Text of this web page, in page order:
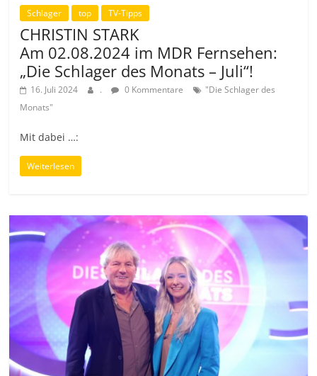
Schlager top TV-Tipps
CHRISTIN STARK
Am 02.08.2024 im MDR Fernsehen:
„Die Schlager des Monats – Juli“!
16. Juli 2024 . 0 Kommentare
"Die Schlager des
Monats"
Mit dabei …:
Weiterlesen